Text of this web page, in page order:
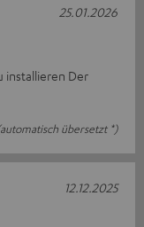
installieren Der
übersetzt *)
25.01.2026
12.12.2025